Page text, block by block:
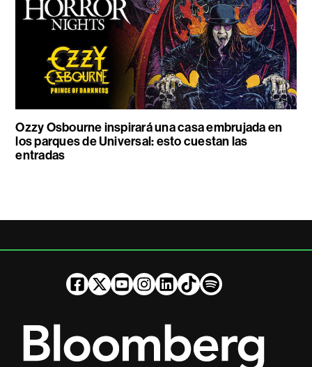
Ozzy Osbourne inspirará una casa embrujada en
los parques de Universal: esto cuestan las
entradas